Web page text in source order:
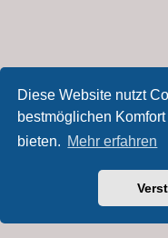
Diese Website nutzt
bestmöglichen
bieten. Mehr erfahren